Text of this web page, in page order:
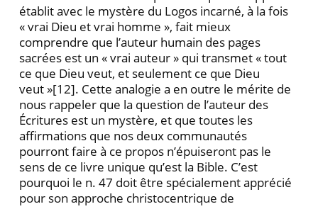
établit avec le mystère du Logos incarné, à la fois
« vrai Dieu et vrai homme », fait mieux
comprendre que l’auteur humain des pages
sacrées est un « vrai auteur » qui transmet « tout
ce que Dieu veut, et seulement ce que Dieu
veut »[12]. Cette analogie a en outre le mérite de
nous rap­peler que la question de l’auteur des
Écritures est un mystère, et que toutes les
affirmations que nos deux communautés
pourront faire à ce propos n’épuiseront pas le
sens de ce livre unique qu’est la Bible. C’est
pourquoi le n. 47 doit être spécialement apprécié
pour son approche christocentrique de